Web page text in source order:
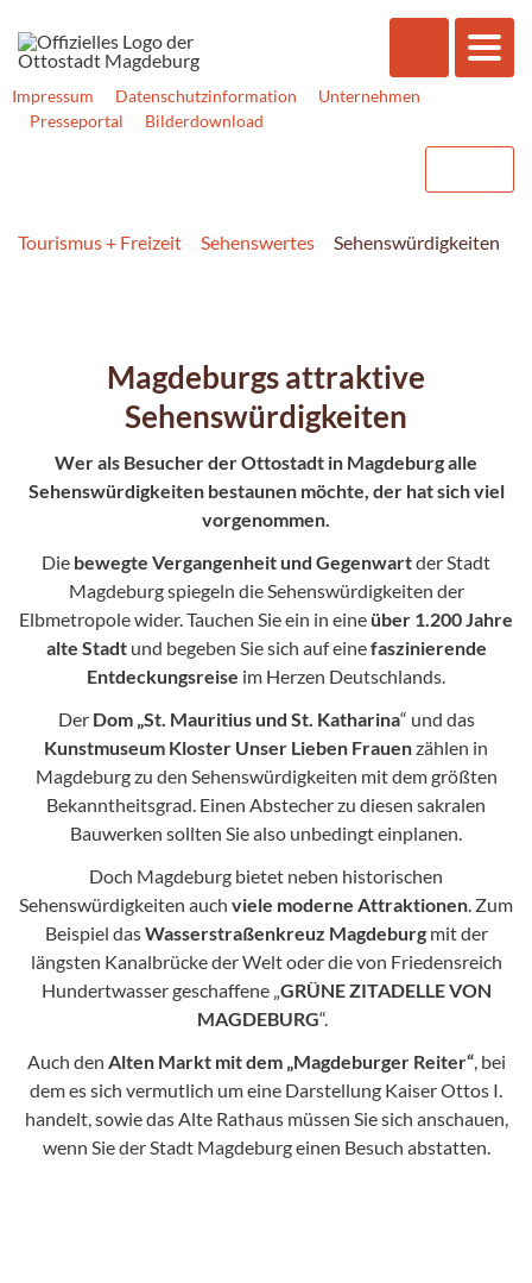
Impressum Datenschutzinformation
Unternehmen
Presseportal
Bilderdownload
Tourismus + Freizeit Sehenswertes Sehenswürdigkeiten
Magdeburgs attraktive
Sehenswürdigkeiten
Wer als Besucher der Ottostadt in Magdeburg alle
Sehenswürdigkeiten bestaunen möchte, der hat sich viel
vorgenommen.
Die bewegte Vergangenheit und Gegenwartder Stadt
Magdeburg spiegeln die Sehenswürdigkeiten der
Elbmetropole wider. Tauchen Sie ein in eine über 1.200 Jahre
alte Stadtund begeben Sie sich auf einefaszinierende
Entdeckungsreise im Herzen Deutschlands.
Der Dom „St. Mauritius und St. Katharina“ und das
Kunstmuseum Kloster Unser Lieben Frauenzählen in
Magdeburg zu den Sehenswürdigkeiten mit dem größten
Bekanntheitsgrad. Einen Abstecher zu diesen sakralen
Bauwerken sollten Sie also unbedingt einplanen.
Doch Magdeburg bietet neben historischen
Sehenswürdigkeiten auch viele moderne Attraktionen. Zum
Beispiel dasWasserstraßenkreuz Magdeburgmit der
längsten Kanalbrücke der Welt oder die von Friedensreich
Hundertwasser geschaffene „GRÜNE ZITADELLE VON
MAGDEBURG“.
Auch den Alten Markt mit dem „Magdeburger Reiter“, bei
dem es sich vermutlich um eine Darstellung Kaiser Ottos I.
handelt, sowie das Alte Rathaus müssen Sie sich anschauen,
wenn Sie der Stadt Magdeburg einen Besuch abstatten.